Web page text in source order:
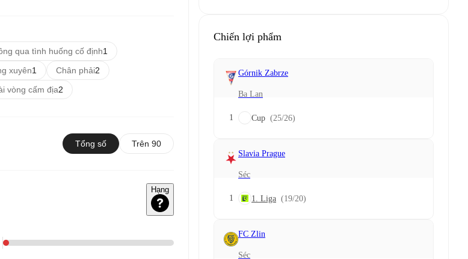
qua tình huống cố định1
xuyên1 Chân phải2
vòng cấm địa2
Tổng số Trên 90
Hạng
Chiến lợi phẩm
Górnik Zabrze
Ba Lan
1 Cup (25/26)
Slavia Prague
Séc
1 1. Liga (19/20)
FC Zlin
Séc